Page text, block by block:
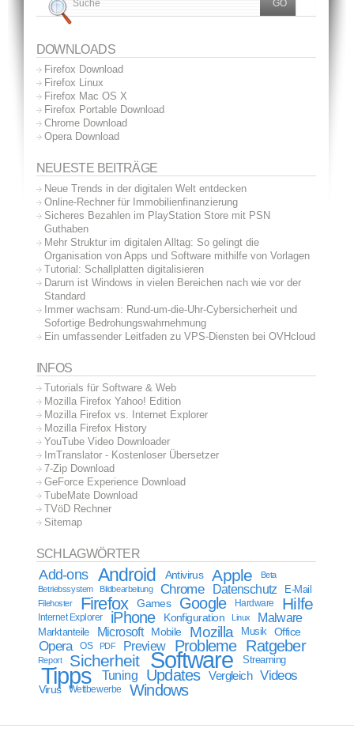
DOWNLOADS
Firefox Download
Firefox Linux
Firefox Mac OS X
Firefox Portable Download
Chrome Download
Opera Download
NEUESTE BEITRÄGE
Neue Trends in der digitalen Welt entdecken
Online-Rechner für Immobilienfinanzierung
Sicheres Bezahlen im PlayStation Store mit PSN
Guthaben
Mehr Struktur im digitalen Alltag: So gelingt die
Organisation von Apps und Software mithilfe von Vorlagen
Tutorial: Schallplatten digitalisieren
Darum ist Windows in vielen Bereichen nach wie vor der
Standard
Immer wachsam: Rund-um-die-Uhr-Cybersicherheit und
Sofortige Bedrohungswahrnehmung
Ein umfassender Leitfaden zu VPS-Diensten bei OVHcloud
INFOS
Tutorials für Software & Web
Mozilla Firefox Yahoo! Edition
Mozilla Firefox vs. Internet Explorer
Mozilla Firefox History
YouTube Video Downloader
ImTranslator - Kostenloser Übersetzer
7-Zip Download
GeForce Experience Download
TubeMate Download
TVöD Rechner
Sitemap
SCHLAGWÖRTER
Add-ons Android Antivirus Apple
Beta
Betriebssystem
Bildbearbeitung Chrome Datenschutz E-Mail
Filehoster Firefox Games Google Hardware Hilfe
Internet Explorer iPhone Konfiguration Linux Malware
Marktanteile Microsoft Mobile Mozilla Musik Office
Opera OS PDF Preview Probleme Ratgeber
Report Sicherheit Software Streaming
Tipps Tuning Updates Vergleich Videos
Virus Wettbewerbe Windows